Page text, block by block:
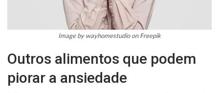
Image by wayhomestudio on Freepik
Outros alimentos que podem
piorar a ansiedade